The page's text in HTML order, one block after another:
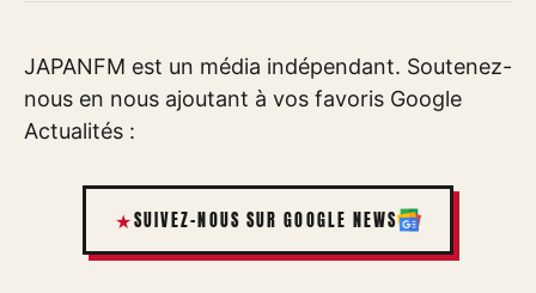
JAPANFM est un média indépendant. Soutenez-
nous en nous ajoutant à vos favoris Google
Actualités :
SUIVEZ-NOUS SUR GOOGLE NEWS